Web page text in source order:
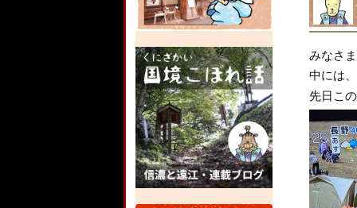
みなさ
中には
先日こ